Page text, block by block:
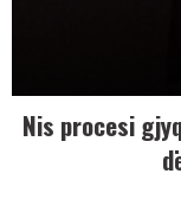
Nis procesi